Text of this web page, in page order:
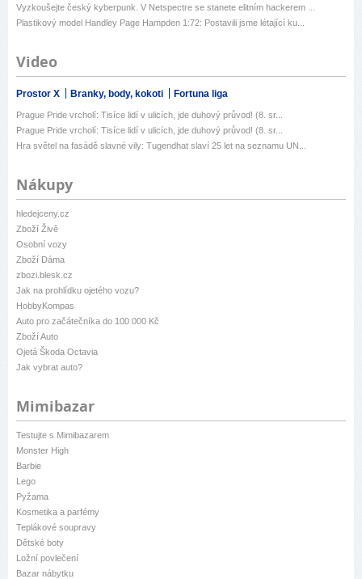
Vyzkoušejte český kyberpunk. V Netspectre se stanete elitním hackerem ...
Plastikový model Handley Page Hampden 1:72: Postavili jsme létající ku...
Video
Prostor X Branky, body, kokoti Fortuna liga
Prague Pride vrcholí: Tisíce lidí v ulicích, jde duhový průvod! (8. sr...
Prague Pride vrcholí: Tisíce lidí v ulicích, jde duhový průvod! (8. sr...
Hra světel na fasádě slavné vily: Tugendhat slaví 25 let na seznamu UN...
Nákupy
hledejceny.cz
Zboží Živě
Osobní vozy
Zboží Dáma
zbozi.blesk.cz
Jak na prohlídku ojetého vozu?
HobbyKompas
Auto pro začátečníka do 100 000 Kč
Zboží Auto
Ojetá Škoda Octavia
Jak vybrat auto?
Mimibazar
Testujte s Mimibazarem
Monster High
Barbie
Lego
Pyžama
Kosmetika a parfémy
Teplákové soupravy
Dětské boty
Ložní povlečení
Bazar nábytku